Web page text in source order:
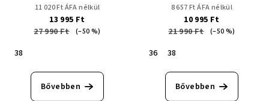
11 020 Ft ÁFA nélkül
13 995 Ft
27 990 Ft (–50 %)
38
Bővebben
8 657 Ft ÁFA nélkül
10 995 Ft
21 990 Ft (–50 %)
36 38
Bővebben